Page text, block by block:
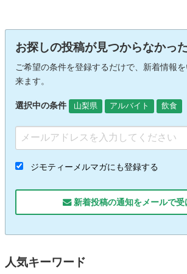
お探しの投稿が見つからなかっ
ご希望の条件を登録するだけで、新着情報
来ます。
選択中の条件 山梨県 アルバイト 飲食
ジモティーメルマガにも登録する
新着投稿の通知をメールで受
人気キーワード